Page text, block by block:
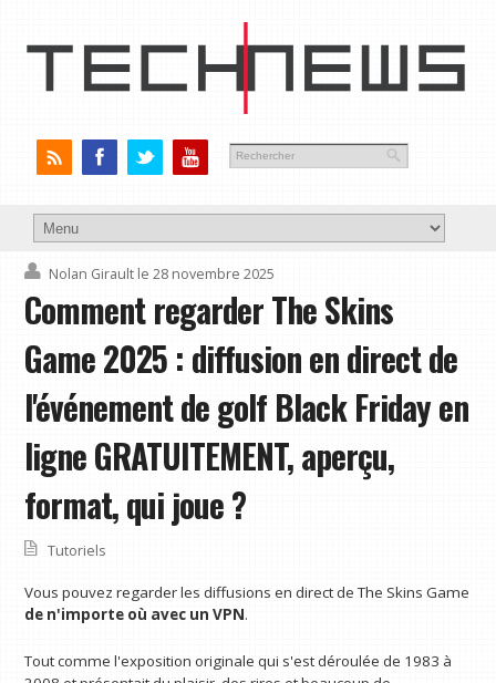
Nolan Girault le 28 novembre 2025
Comment regarder The Skins
Game 2025 : diffusion en direct de
l'événement de golf Black Friday en
ligne GRATUITEMENT, aperçu,
format, qui joue ?
Tutoriels
Vous pouvez regarder les diffusions en direct de The Skins Game
de n'importe où avec un VPN.
Tout comme l'exposition originale qui s'est déroulée de 1983 à